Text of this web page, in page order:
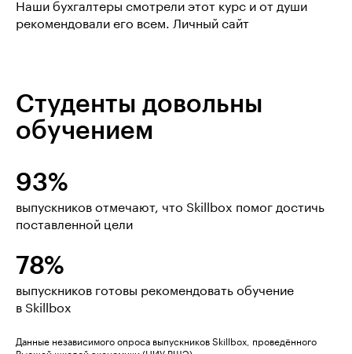
Наши бухгалтеры смотрели этот курс и от души
рекомендовали его всем. Личный сайт
Студенты довольны
обучением
93%
выпускников отмечают, что Skillbox помог достичь
поставленной цели
78%
выпускников готовы рекомендовать обучение
в Skillbox
Данные независимого опроса выпускников Skillbox, проведённого